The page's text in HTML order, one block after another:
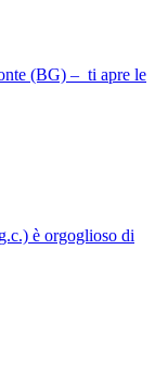
(BG) – ti apre le
è orgoglioso di